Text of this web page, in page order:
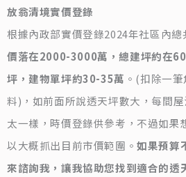
放翁清境實價登錄
根據內政部實價登錄2024年社區內總
價落在2000-3000萬，總建坪約在
坪，建物單坪約30-35萬 。(扣除一
料)，如前面所說透天坪數大，每間
太一樣，時價登錄供參考，不過如果
以大概抓出目前市價範圍。如果預算
來諮詢我，讓我協助您找到適合的透